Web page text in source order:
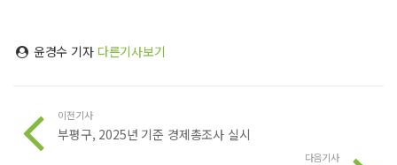
윤경수 기자 다른기사보기
이전기사
부평구, 2025년 기준 경제총조사 실시
다음기사